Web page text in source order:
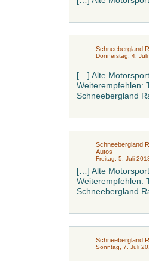
Schneebergland
Donnerstag, 4.
[…] Alte
Weiterempfehlen:
Schneebergland
Schneebergland
Autos
Freitag, 5. Juli
[…] Alte
Weiterempfehlen:
Schneebergland
Schneebergland
Sonntag, 7. Juli